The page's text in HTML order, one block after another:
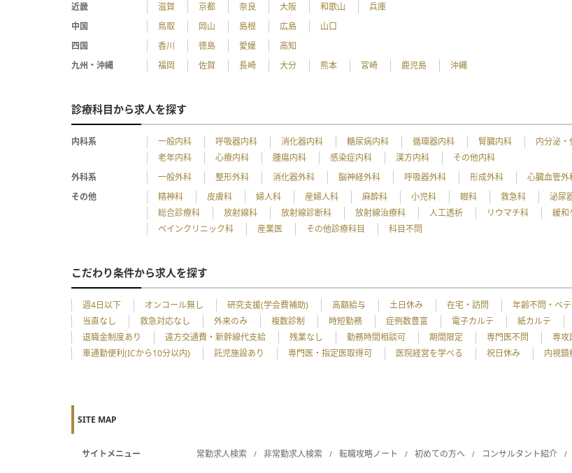
近畿
滋賀 京都 奈良 大阪 和歌山
兵庫
中国
鳥取 岡山 島根 広島
山口
四国
香川 徳島 愛媛
高知
九州・沖縄
福岡 佐賀 長崎 大分 熊本 宮崎 鹿児島 沖縄
診療科目から求人を探す
内科系 一般内科 呼吸器内科 消化器内科 糖尿病内科 循環器内科 腎臓内科 内分泌
老年内科
心療内科 腫瘍内科 感染症内科 漢方内科
その他内科
外科系
一般外科 整形外科 消化器外科 脳神経外科 呼吸器外科 形成外科 心臓血管外
その他
精神科 皮膚科 婦人科 産婦人科 麻酔科 小児科 眼科 救急科 泌尿
総合診療科
放射線科 放射線診断科 放射線治療科 人工透析 リウマチ科 緩和
ペインクリニック科
産業医 その他診療科目 科目不問
こだわり条件から求人を探す
週4日以下 オンコール無し 研究支援(学会費補助) 高額給与 土日休み 在宅・訪問 年齢不問・ベ
当直なし
救急対応なし 外来のみ 複数診制 時短勤務 症例数豊富 電子カルテ 紙カルテ
退職金制度あり
遠方交通費・新幹線代支給 残業なし 勤務時間相談可 期間限定 専門医不問 専攻
車通勤便利(ICから10分以内)
託児施設あり 専門医・指定医取得可 医院経営を学べる 祝日休み 内視鏡
SITE MAP
サイトメニュー 常勤求人検索 非常勤求人検索 転職攻略ノート 初めての方へ コンサルタント紹介